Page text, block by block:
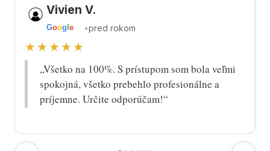
Vivien V.
Goog le •pred rokom
★★★★★
„Všetko na 100%. S prístupom som bola veľmi
spokojná, všetko prebehlo profesionálne a
príjemne. Určite odporúčam!“